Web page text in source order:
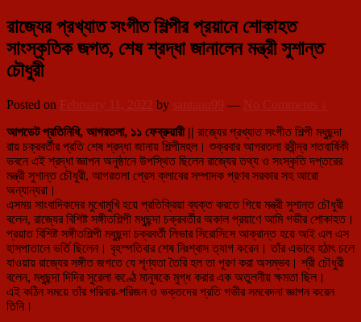
রাজ্যের প্রখ্যাত সংগীত শিল্পীর প্রয়ানে শোকাহত
সাংস্কৃতিক জগত, শেষ শ্রদ্ধা জানালেন মন্ত্রী সুশান্ত
চৌধুরী
Posted on February 11, 2022 by santanu99 — No Comments ↓
আপডেট প্রতিনিধি, আগরতলা, ১১ ফেব্রুয়ারী || রাজ্যের প্রখ্যাত সংগীত শিল্পী মধুছন্দা
রায় চক্রবর্তীর প্রতি শেষ শ্রদ্ধা জানায় শিল্পীমহল। শুক্রবার আগরতলা রবীন্দ্র শতবার্ষিকী
ভবনে এই শ্রদ্ধা জ্ঞাপন অনুষ্ঠানে উপস্থিত ছিলেন রাজ্যের তথ্য ও সংস্কৃতি দপ্তরের
মন্ত্রী সুশান্ত চৌধুরী, আগরতলা প্রেস ক্লাবের সম্পাদক প্রণব সরকার সহ আরো
অন্যান্যরা।
এসময় সাংবাদিকদের মুখোমুখি হয়ে প্রতিক্রিয়া ব্যক্ত করতে গিয়ে মন্ত্রী সুশান্ত চৌধুরী
বলেন, রাজ্যের বিশিষ্ট সঙ্গীতশিল্পী মধুছন্দা চক্রবর্তীর অকাল প্রয়াণে আমি গভীর শোকাহত।
প্রয়াত বিশিষ্ট সঙ্গীতশিল্পী মধুছন্দা চক্রবর্তী লিভার সিরোসিসে আক্রান্ত হয়ে আই এল এস
হাসপাতালে ভর্তি ছিলেন। বৃহস্পতিবার শেষ নিঃশ্বাস ত্যাগ করেন। তাঁর এভাবে হঠাৎ চলে
যাওয়ায় রাজ্যের সঙ্গীত জগতে যে শূণ্যতা তৈরি হল তা পূরণ করা অসম্ভব। শ্রী চৌধুরী
বলেন, মধুছন্দা দিদির সুরেলা কণ্ঠে মানুষকে মুগ্ধ করার এক অতুলনীয় ক্ষমতা ছিল।
এই কঠিন সময়ে তাঁর পরিবার-পরিজন ও ভক্তদের প্রতি গভীর সমবেদনা জ্ঞাপন করেন
তিনি।